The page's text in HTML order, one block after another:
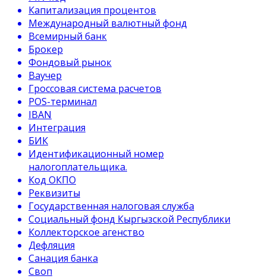
Капитализация процентов
Международный валютный фонд
Всемирный банк
Брокер
Фондовый рынок
Ваучер
Гроссовая система расчетов
POS-терминал
IBAN
Интеграция
БИК
Идентификационный номер
налогоплательщика.
Код ОКПО
Реквизиты
Государственная налоговая служба
Социальный фонд Кыргызской Республики
Коллекторское агенство
Дефляция
Санация банка
Своп